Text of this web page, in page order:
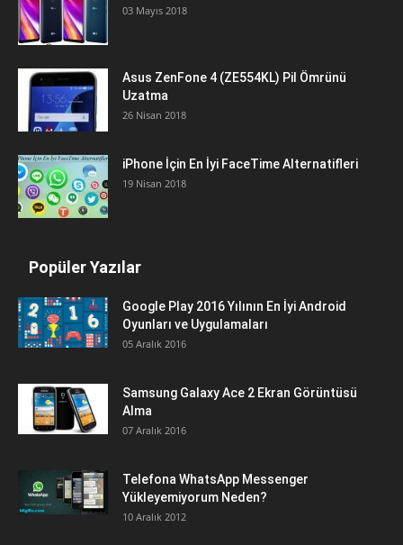
03 Mayıs 2018
Asus ZenFone 4 (ZE554KL) Pil Ömrünü
Uzatma
26 Nisan 2018
iPhone İçin En İyi FaceTime Alternatifleri
19 Nisan 2018
Popüler Yazılar
Google Play 2016 Yılının En İyi Android
Oyunları ve Uygulamaları
05 Aralık 2016
Samsung Galaxy Ace 2 Ekran Görüntüsü
Alma
07 Aralık 2016
Telefona WhatsApp Messenger
Yükleyemiyorum Neden?
10 Aralık 2012